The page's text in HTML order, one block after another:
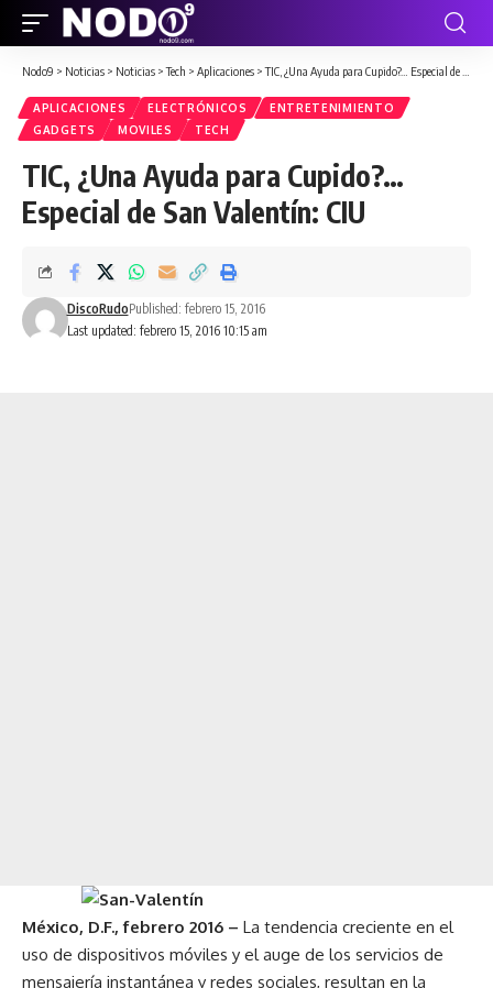
Nodo9 > Noticias > Noticias >Tech > Aplicaciones >TIC, ¿Una Ayuda para Cupido?… Especial de San Valentín: CIU
APLICACIONES ELECTRÓNICOS
ENTRETENIMIENTO
GADGETS
MOVILES TECH
TIC, ¿Una Ayuda para Cupido?…
Especial de San Valentín: CIU
Last updated: febrero 15, 2016 10:15 am
DiscoRudoPublished: febrero 15, 2016
México, D.F., febrero 2016 – La tendencia creciente en el
uso de dispositivos móviles y el auge de los servicios de
mensajería instantánea y redes sociales, resultan en la